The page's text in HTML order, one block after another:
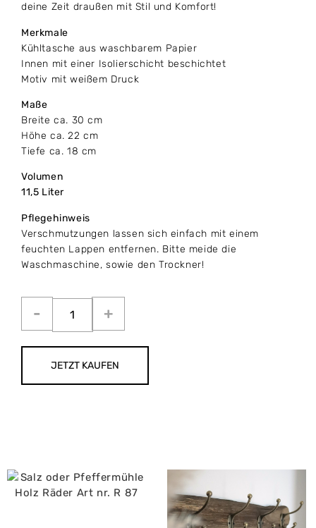
deine Zeit draußen mit Stil und Komfort!
Merkmale
Kühltasche aus waschbarem Papier
Innen mit einer Isolierschicht beschichtet
Motiv mit weißem Druck
Maße
Breite ca. 30 cm
Höhe ca. 22 cm
Tiefe ca. 18 cm
Volumen
11,5 Liter
Pflegehinweis
Verschmutzungen lassen sich einfach mit einem
feuchten Lappen entfernen. Bitte meide die
Waschmaschine, sowie den Trockner!
JETZT KAUFEN